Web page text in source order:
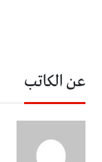
عن الكاتب